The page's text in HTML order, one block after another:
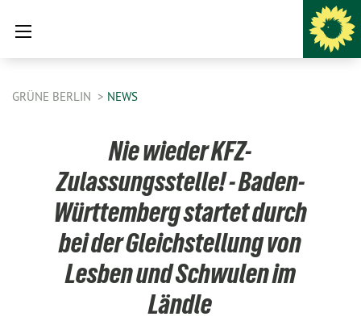
GRÜNE BERLIN NEWS
Nie wieder KFZ-
Zulassungsstelle! - Baden-
Württemberg startet durch
bei der Gleichstellung von
Lesben und Schwulen im
Ländle